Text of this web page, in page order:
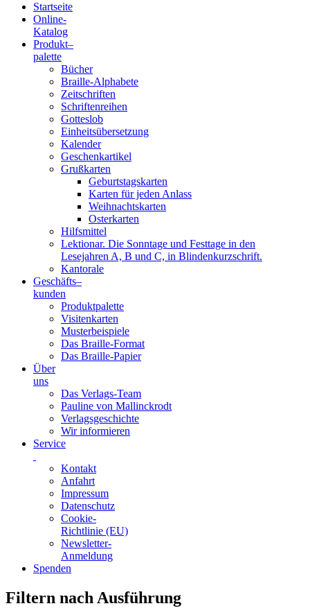
Blindenschrift-
Verlag
Druckerei
gGmbH
Startseite
Online-
Katalog
Produkt–
palette
Bücher
Braille-Alphabete
Zeitschriften
Schriftenreihen
Gotteslob
Einheitsübersetzung
Kalender
Geschenkartikel
Grußkarten
Geburtstagskarten
Karten für jeden Anlass
Weihnachtskarten
Osterkarten
Hilfsmittel
Lektionar. Die Sonntage und Festtage in den
Lesejahren A, B und C, in Blindenkurzschrift.
Kantorale
Geschäfts­–
kunden
Produktpalette
Visitenkarten
Musterbeispiele
Das Braille-Format
Das Braille-Papier
Über
uns
Das Verlags-Team
Pauline von Mallinckrodt
Verlagsgeschichte
Wir informieren
Service
Kontakt
Anfahrt
Impressum
Datenschutz
Cookie-
Richtlinie (EU)
Newsletter-
Anmeldung
Spenden
Skip
to
Filtern nach Ausführung